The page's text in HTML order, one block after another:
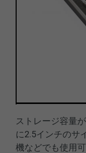
ストレージ容量
に2.5インチのサ
機などでも使用可